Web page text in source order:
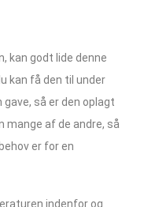
kan godt lide denne
kan få den til under
gave, så er den oplagt
mange af de andre, så
er for en
indenfor og